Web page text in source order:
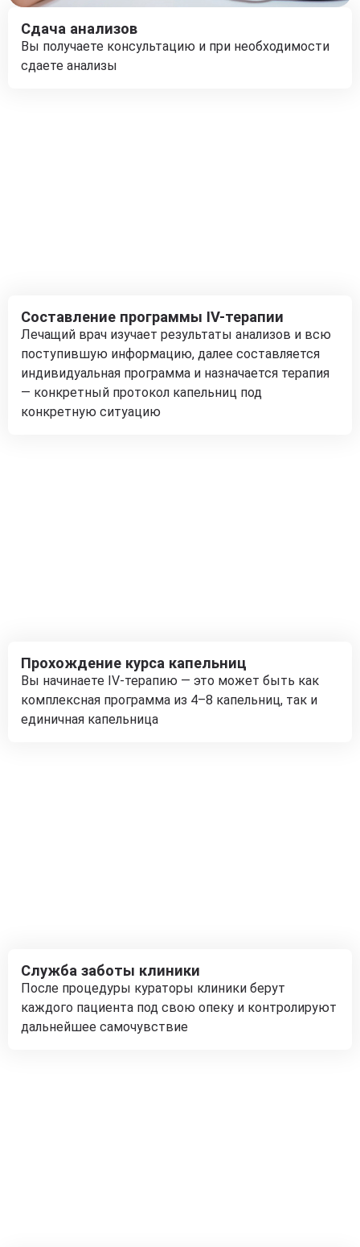
Сдача анализов
Вы получаете консультацию и при необходимости
сдаете анализы
Составление программы IV-терапии
Лечащий врач изучает результаты анализов и всю
поступившую информацию, далее составляется
индивидуальная программа и назначается терапия
— конкретный протокол капельниц под
конкретную ситуацию
Прохождение курса капельниц
Вы начинаете IV-терапию — это может быть как
комплексная программа из 4–8 капельниц, так и
единичная капельница
Служба заботы клиники
После процедуры кураторы клиники берут
каждого пациента под свою опеку и контролируют
дальнейшее самочувствие